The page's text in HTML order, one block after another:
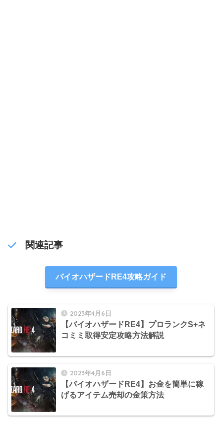
関連記事
バイオハザードRE4攻略ガイド
2023年4月6日
【バイオハザードRE4】プロランクS+ネ
コミミ取得安定攻略方法解説
2023年4月6日
【バイオハザードRE4】お金を簡単に稼
げるアイテム売却の金策方法